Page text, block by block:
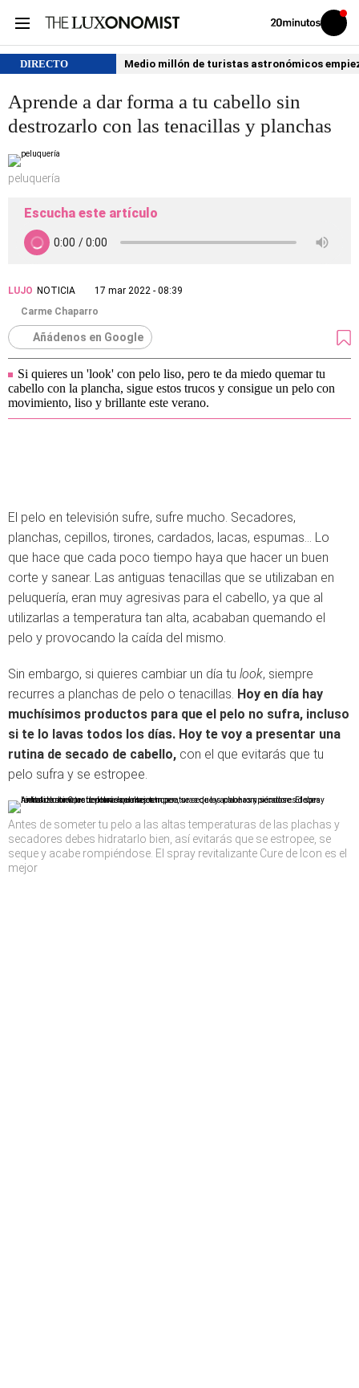
Volver
Iniciar
sesión
DIRECTO Medio millón de turistas astronómicos
Aprende a dar forma a tu cabello sin
destrozarlo con las tenacillas y planchas
peluquería
Escucha este artículo
LUJO NOTICIA
17 mar 2022 - 08:39
Carme Chaparro
Añádenos en Google
Si quieres un 'look' con pelo liso, pero te da miedo quemar tu
cabello con la plancha, sigue estos trucos y consigue un pelo con
movimiento, liso y brillante este verano.
El pelo en televisión sufre, sufre mucho. Secadores,
planchas, cepillos, tirones, cardados, lacas, espumas… Lo
que hace que cada poco tiempo haya que hacer un buen
corte y sanear. Las antiguas tenacillas que se utilizaban en
peluquería, eran muy agresivas para el cabello, ya que al
utilizarlas a temperatura tan alta, acababan quemando el
pelo y provocando la caída del mismo.
Sin embargo, si quieres cambiar un día tu look, siempre
recurres a planchas de pelo o tenacillas. Hoy en día hay
muchísimos productos para que el pelo no sufra, incluso
si te lo lavas todos los días. Hoy te voy a presentar una
rutina de secado de cabello, con el que evitarás que tu
pelo sufra y se estropee.
Antes de someter tu pelo a las altas temperaturas de las plachas y
secadores debes hidratarlo bien, así evitarás que se estropee, se
seque y acabe rompiéndose. El spray revitalizante Cure de Icon es el
mejor